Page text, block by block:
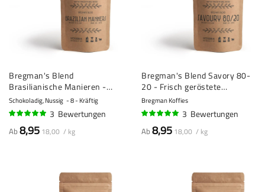
Bregman's Blend
Brasilianische Manieren -
Frisch geröstete
Kaffeebohnen
Schokoladig, Nussig 8 - Kräftig
3 Bewertungen
Ab8,95 18,00 / kg
Bregman's Blend Savory 80-
20 - Frisch geröstete
Kaffeebohnen
Bregman Koffies
3 Bewertungen
Ab8,95 18,00 / kg